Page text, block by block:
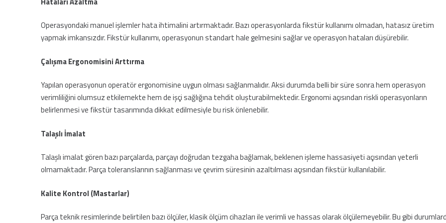
Operasyondaki manuel işlemler hata ihtimalini artırmaktadır. Bazı operasyonlarda fikstür kullanımı olmadan, hatasız üretim
yapmak imkansızdır. Fikstür kullanımı, operasyonun standart hale gelmesini sağlar ve operasyon hataları düşürebilir.
Çalışma Ergonomisini Arttırma
Yapılan operasyonun operatör ergonomisine uygun olması sağlanmalıdır. Aksi durumda belli bir süre sonra hem operasyon
verimliliğini olumsuz etkilemekte hem de işçi sağlığına tehdit oluşturabilmektedir. Ergonomi açısından riskli operasyonların
belirlenmesi ve fikstür tasarımında dikkat edilmesiyle bu risk önlenebilir.
Talaşlı İmalat
Talaşlı imalat gören bazı parçalarda, parçayı doğrudan tezgaha bağlamak, beklenen işleme hassasiyeti açısından yeterli
olmamaktadır. Parça toleranslarının sağlanması ve çevrim süresinin azaltılması açısından fikstür kullanılabilir.
Kalite Kontrol (Mastarlar)
Parça teknik resimlerinde belirtilen bazı ölçüler, klasik ölçüm cihazları ile verimli ve hassas olarak ölçülemeyebilir. Bu gibi